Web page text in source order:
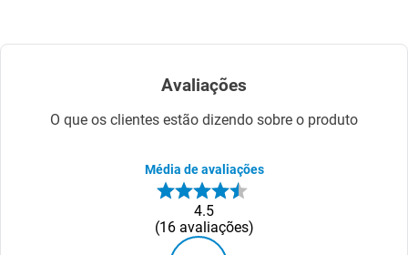
Avaliações
O que os clientes estão dizendo sobre o produto
Média de avaliações
4.5
16 avaliações